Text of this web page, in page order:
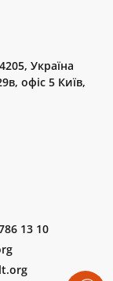
Україна
офіс 5 Київ,
13 10